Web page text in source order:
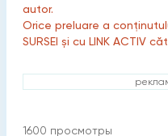
autor.
Orice preluare a
SURSEI și cu LINK ACTIV
1600 просмотры